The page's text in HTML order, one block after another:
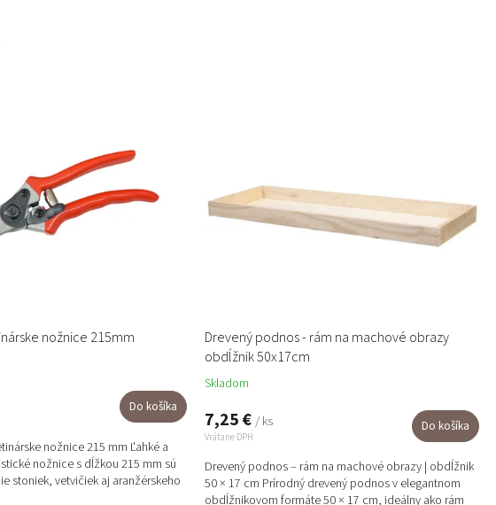
nožnice 215mm
Do košíka
nožnice 215 mm Ľahké a
nožnice s dĺžkou 215 mm sú
stoniek, vetvičiek aj aranžérskeho
Drevený podnos - rám na machové obrazy
obdĺžnik 50x17cm
Skladom
7,25 € / ks
Vrátane DPH
Do košíka
Drevený podnos – rám na machové obrazy | obdĺžnik
50 × 17 cm Prírodný drevený podnos v elegantnom
obdĺžnikovom formáte 50 × 17 cm, ideálny ako rám